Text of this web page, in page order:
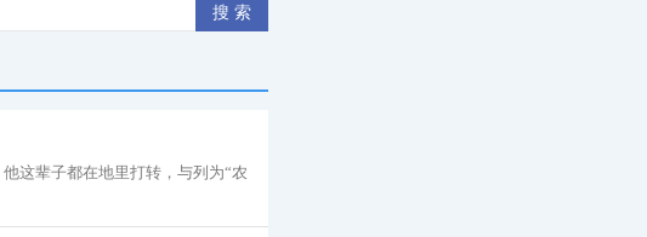
这辈子都在地里打转，与列为“农